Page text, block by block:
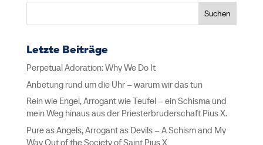
Suchen
Letzte Beiträge
Perpetual Adoration: Why We Do It
Anbetung rund um die Uhr – warum wir das tun
Rein wie Engel, Arrogant wie Teufel – ein Schisma und
mein Weg hinaus aus der Priesterbruderschaft Pius X.
Pure as Angels, Arrogant as Devils – A Schism and My
Way Out of the Society of Saint Pius X